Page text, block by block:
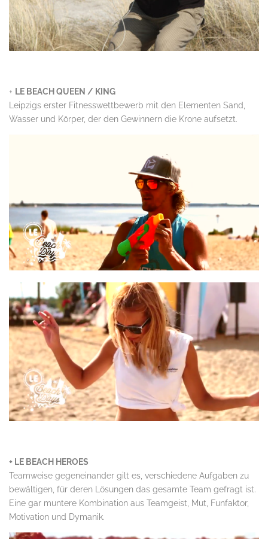
+ LE BEACH QUEEN / KING
Leipzigs erster Fitnesswettbewerb mit den Elementen Sand,
Wasser und Körper, der den Gewinnern die Krone aufsetzt.
+ LE BEACH HEROES
Teamweise gegeneinander gilt es, verschiedene Aufgaben zu
bewältigen, für deren Lösungen das gesamte Team gefragt ist.
Eine gar muntere Kombination aus Teamgeist, Mut, Funfaktor,
Motivation und Dymanik.